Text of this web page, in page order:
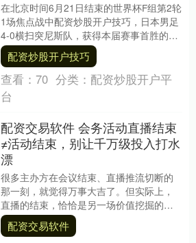
在北京时间6月21日结束的世界杯F组第2轮
1场焦点战中配资炒股开户技巧，日本男足
4-0横扫突尼斯队，获得本届赛事首胜的同
时，也将出线主动权牢牢掌握在自己手
中。 ....
配资炒股开户技巧
查看： 70 分类： 配资炒股开户平
台
配资交易软件 会务活动直播结束
≠活动结束，别让千万级投入打水
漂
很多主办方在会议结束、直播推流切断的
那一刻，就觉得万事大吉了。但实际上，
直播的结束，恰恰是另一场价值挖掘的开
始。如果只把直播当成一次性的“消耗品”，
那你可能白白....
配资交易软件